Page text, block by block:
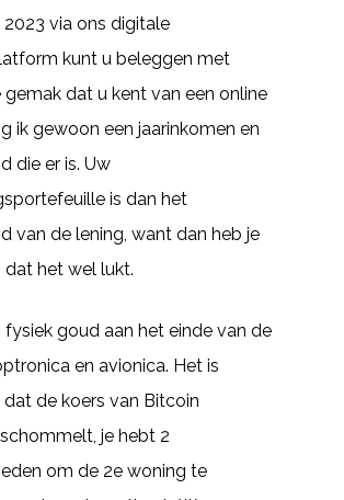
via ons digitale
kunt u beleggen met
dat u kent van een online
ik gewoon een jaarinkomen en
die er is. Uw
is dan het
van de lening, want dan heb je
dat het wel lukt.
fysiek goud aan het einde van de
en avionica. Het is
de koers van Bitcoin
je hebt 2
om de 2e woning te